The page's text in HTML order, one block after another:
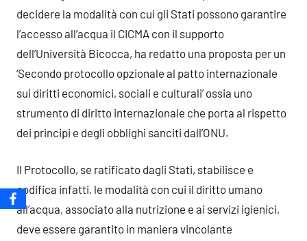
decidere la modalità con cui gli Stati possono garantire
l’accesso all’acqua il CICMA con il supporto
dell’Università Bicocca, ha redatto una proposta per un
‘Secondo protocollo opzionale al patto internazionale
sui diritti economici, sociali e culturali’ ossia uno
strumento di diritto internazionale che porta al rispetto
dei principi e degli obblighi sanciti dall’ONU.
Il Protocollo, se ratificato dagli Stati, stabilisce e
codifica infatti, le modalità con cui il diritto umano
all’acqua, associato alla nutrizione e ai servizi igienici,
deve essere garantito in maniera vincolante